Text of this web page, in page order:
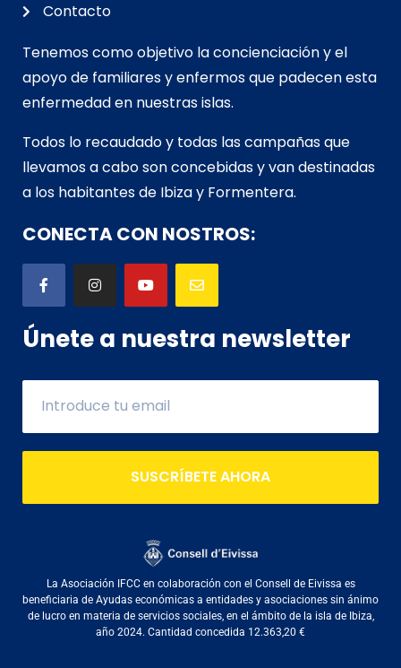
Contacto
Tenemos como objetivo la concienciación y el
apoyo de familiares y enfermos que padecen esta
enfermedad en nuestras islas.
Todos lo recaudado y todas las campañas que
llevamos a cabo son concebidas y van destinadas
a los habitantes de Ibiza y Formentera.
CONECTA CON NOSTROS:
Únete a nuestra newsletter
SUSCRÍBETE AHORA
La Asociación IFCC en colaboración con el Consell de Eivissa es
beneficiaria de Ayudas económicas a entidades y asociaciones sin ánimo
de lucro en materia de servicios sociales, en el ámbito de la isla de Ibiza,
año 2024. Cantidad concedida 12.363,20 €